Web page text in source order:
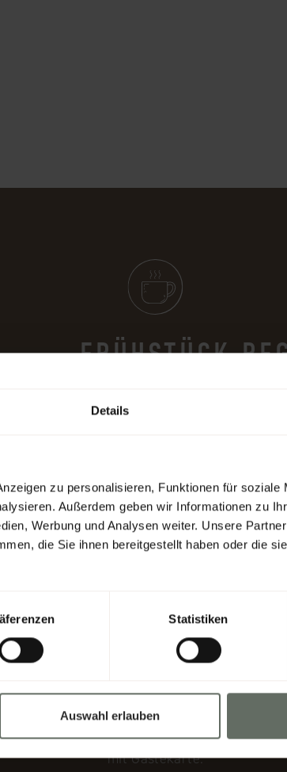
Details
zu personalisieren, Funktionen für soziale
Außerdem geben wir Informationen zu
Werbung und Analysen weiter. Unsere
die Sie ihnen bereitgestellt haben oder die
Statistiken
Auswahl erlauben
FRÜHSTÜCK
Reichhaltiges
AKTIV
Gratis Busfahren in
der ganzen Region
mit Gästekarte.